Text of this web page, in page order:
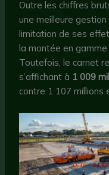
Outre les chiffres
une meilleure
limitation de ses
la montée en
Toutefois, le carnet
s’affichant à 1 009
contre 1 107 millions